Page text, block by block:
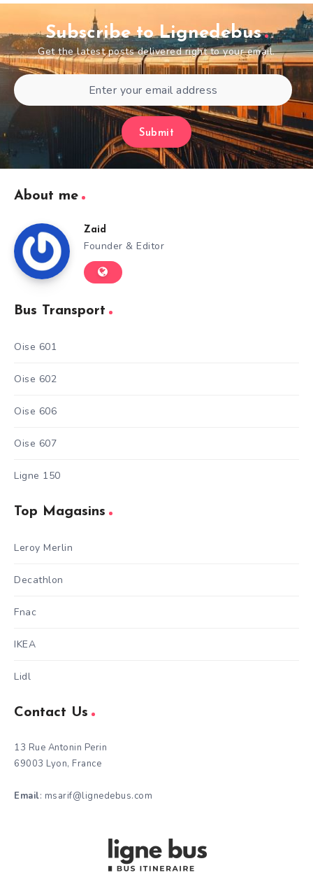
Subscribe to Lignedebus
Get the latest posts delivered right to your email.
Submit
About me
Zaid
Founder & Editor
Bus Transport
Oise 601
Oise 602
Oise 606
Oise 607
Ligne 150
Top Magasins
Leroy Merlin
Decathlon
Fnac
IKEA
Lidl
Contact Us
13 Rue Antonin Perin
69003 Lyon, France
Email: msarif@lignedebus.com